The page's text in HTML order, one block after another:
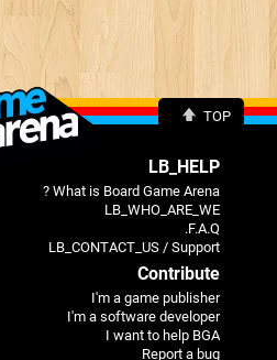
TOP
LB_HELP
What is Board Game Arena ?
LB_WHO_ARE_WE
F.A.Q.
LB_CONTACT_US / Support
Contribute
I'm a game publisher
I'm a software developer
I want to help BGA
Report a bug